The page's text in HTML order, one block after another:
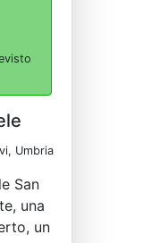
Umbria
San
una
un